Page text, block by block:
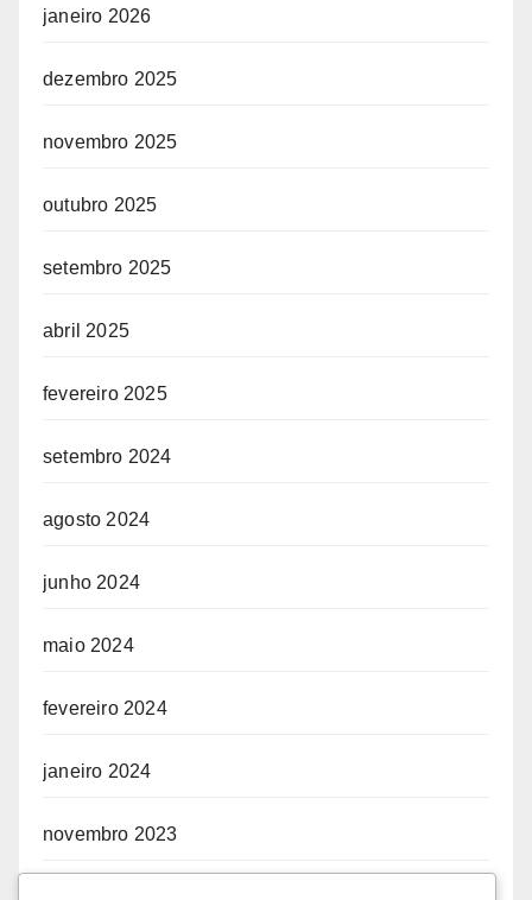
janeiro 2026
dezembro 2025
novembro 2025
outubro 2025
setembro 2025
abril 2025
fevereiro 2025
setembro 2024
agosto 2024
junho 2024
maio 2024
fevereiro 2024
janeiro 2024
novembro 2023